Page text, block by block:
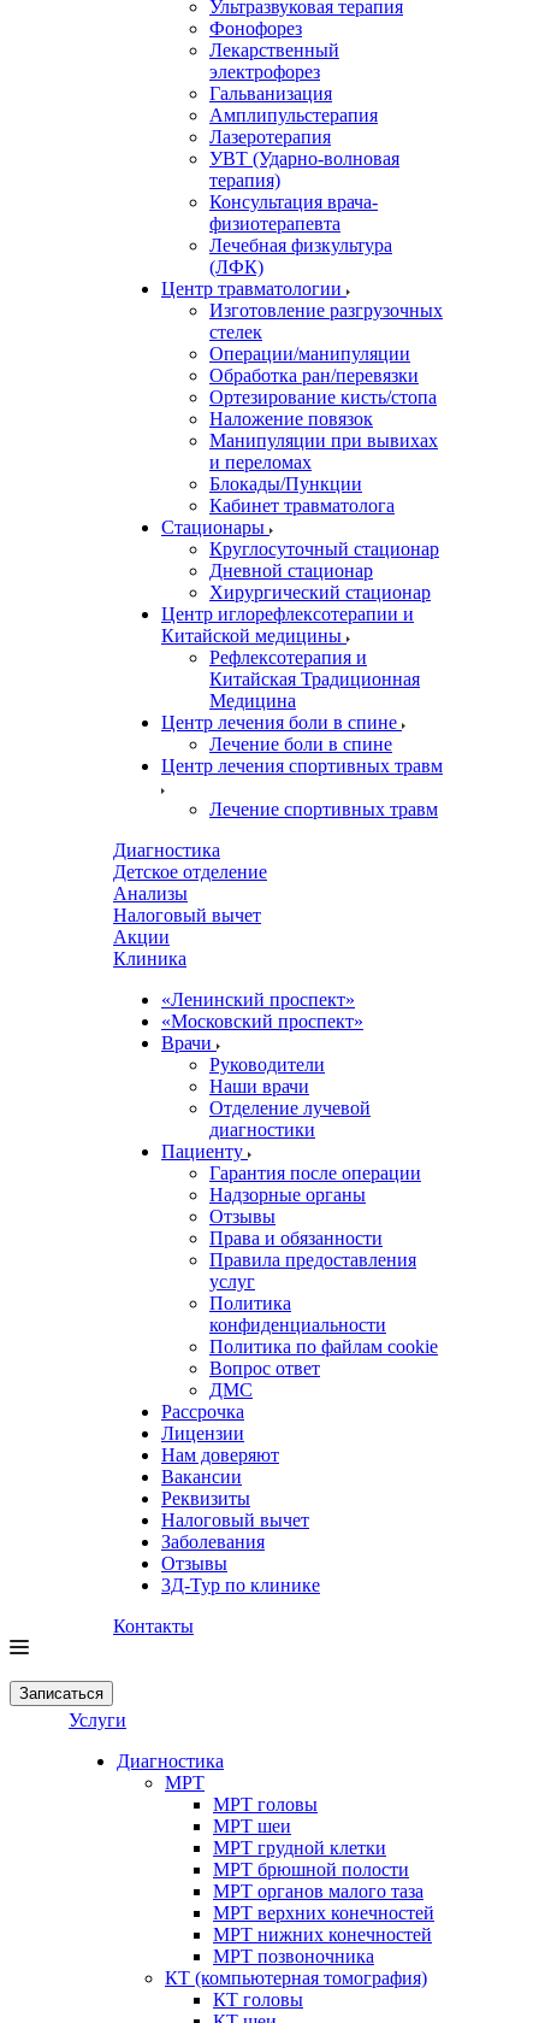
Ультразвуковая терапия
Фонофорез
Лекарственный
электрофорез
Гальванизация
Амплипульстерапия
Лазеротерапия
УВТ (Ударно-волновая
терапия)
Консультация врача-
физиотерапевта
Лечебная физкультура
(ЛФК)
Центр травматологии
Изготовление разгрузочных
стелек
Операции/манипуляции
Обработка ран/перевязки
Ортезирование кисть/стопа
Наложение повязок
Манипуляции при вывихах
и переломах
Блокады/Пункции
Кабинет травматолога
Стационары
Круглосуточный стационар
Дневной стационар
Хирургический стационар
Центр иглорефлексотерапии и
Китайской медицины
Рефлексотерапия и
Китайская Традиционная
Медицина
Центр лечения боли в спине
Лечение боли в спине
Центр лечения спортивных травм
Лечение спортивных травм
Диагностика
Детское отделение
Анализы
Налоговый вычет
Акции
Клиника
«Ленинский проспект»
«Московский проспект»
Врачи
Руководители
Наши врачи
Отделение лучевой
диагностики
Пациенту
Гарантия после операции
Надзорные органы
Отзывы
Права и обязанности
Правила предоставления
услуг
Политика
конфиденциальности
Политика по файлам cookie
Вопрос ответ
ДМС
Рассрочка
Лицензии
Нам доверяют
Вакансии
Реквизиты
Налоговый вычет
Заболевания
Отзывы
3Д-Тур по клинике
Контакты
Записаться
Услуги
Диагностика
МРТ
МРТ головы
МРТ шеи
МРТ грудной клетки
МРТ брюшной полости
МРТ органов малого таза
МРТ верхних конечностей
МРТ нижних конечностей
МРТ позвоночника
КТ (компьютерная томография)
КТ головы